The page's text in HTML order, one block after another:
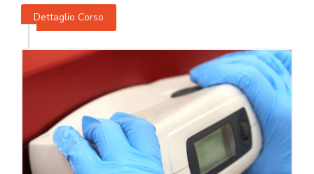
Dettaglio Corso